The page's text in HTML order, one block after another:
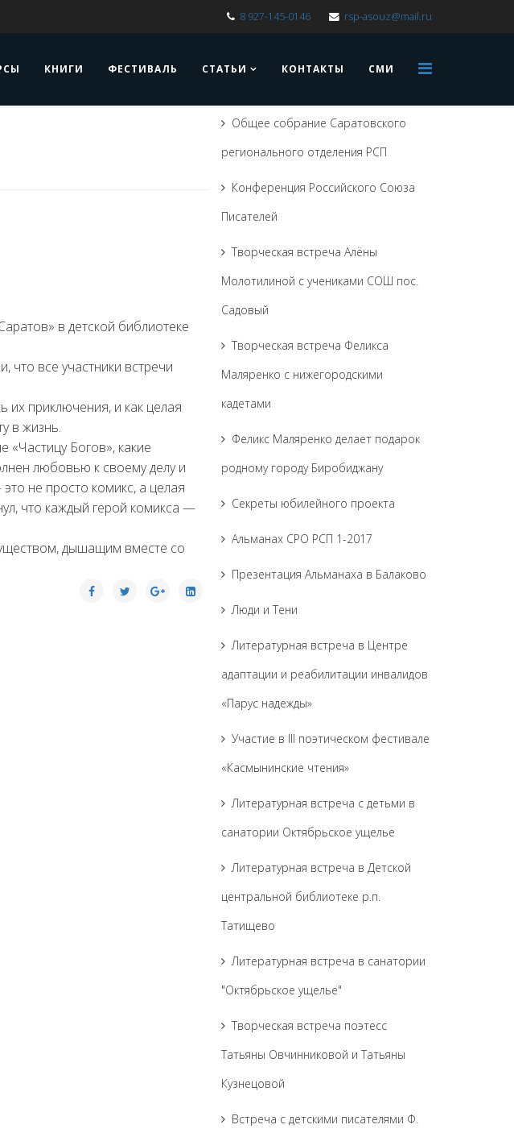
8 927-145-0146 rsp-asouz@mail.ru
КНИГИ ФЕСТИВАЛЬ СТАТЬИ КОНТАКТЫ СМИ
в детской библиотеке
что все участники встречи
их приключения, и как целая
в жизнь.
«Частицу Богов», какие
любовью к своему делу и
не просто комикс, а целая
что каждый герой комикса —
дышащим вместе со
Общее собрание Саратовского
регионального отделения РСП
Конференция Российского Союза
Писателей
Творческая встреча Алёны
Молотилиной с учениками СОШ пос.
Садовый
Творческая встреча Феликса
Маляренко с нижегородскими
кадетами
Феликс Маляренко делает подарок
родному городу Биробиджану
Секреты юбилейного проекта
Альманах СРО РСП 1-2017
Презентация Альманаха в Балаково
Люди и Тени
Литературная встреча в Центре
адаптации и реабилитации инвалидов
«Парус надежды»
Участие в III поэтическом фестивале
«Касмынинские чтения»
Литературная встреча с детьми в
санатории Октябрьское ущелье
Литературная встреча в Детской
центральной библиотеке р.п.
Татищево
Литературная встреча в санатории
"Октябрьское ущелье"
Творческая встреча поэтесс
Татьяны Овчинниковой и Татьяны
Кузнецовой
Встреча с детскими писателями Ф.